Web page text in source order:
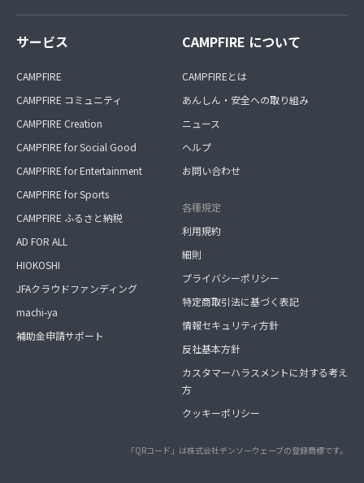
サービス
CAMPFIRE
CAMPFIRE コミュニティ
CAMPFIRE Creation
CAMPFIRE for Social Good
CAMPFIRE for Entertainment
CAMPFIRE for Sports
CAMPFIRE ふるさと納税
AD FOR ALL
HIOKOSHI
JFAクラウドファンディング
machi-ya
補助金申請サポート
CAMPFIRE について
CAMPFIREとは
あんしん・安全への取り組み
ニュース
ヘルプ
お問い合わせ
各種規定
利用規約
細則
プライバシーポリシー
特定商取引法に基づく表記
情報セキュリティ方針
反社基本方針
カスタマーハラスメントに対する考え
方
クッキーポリシー
「QRコード」は株式会社デンソーウェーブの登録商標です。